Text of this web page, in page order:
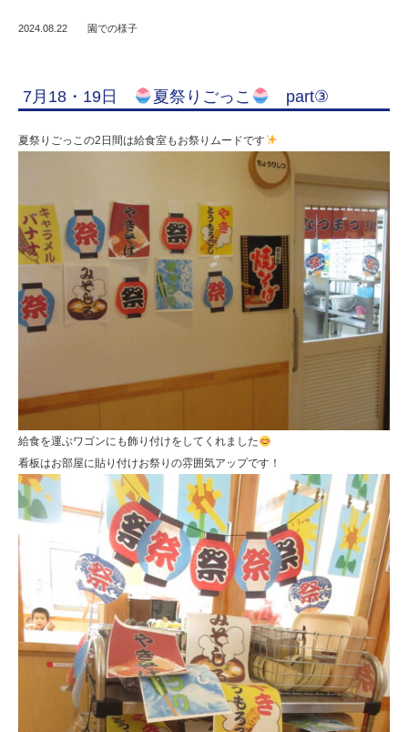
2024.08.22 園での様子
7月18・19日 夏祭りごっこ part③
夏祭りごっこの2日間は給食室もお祭りムードです
給食を運ぶワゴンにも飾り付けをしてくれました
看板はお部屋に貼り付けお祭りの雰囲気アップです！